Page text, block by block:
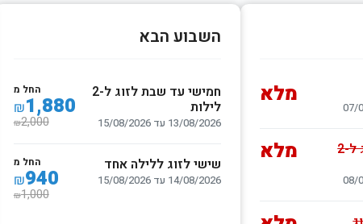
מלא
חמישי עד שבת לזוג ל-2 מלא
השבוע הבא
חמישי עד שבת לזוג ל-2
לילות
13/08/2026 עד 15/08/2026
החל מ
₪1,880
₪2,000
שישי לזוג ללילה אחד
14/08/2026 עד 15/08/2026
החל מ
₪940
₪1,000